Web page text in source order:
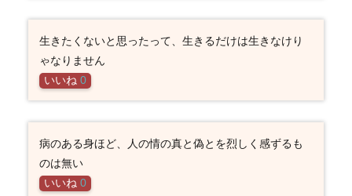
生きたくないと思ったって、生きるだけは生きなけり
ゃなりません
いいね 0
病のある身ほど、人の情の真と偽とを烈しく感ずるも
のは無い
いいね 0